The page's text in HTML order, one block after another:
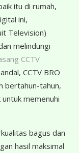
itu di rumah,
ini,
Television)
melindungi
CCTV
CCTV BRO
bertahun-tahun,
untuk memenuhi
bagus dan
hasil maksimal